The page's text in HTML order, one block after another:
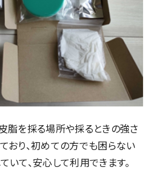
脂を採る場所や採るときの強さ
おり、初めての方でも困らない
て、安心して利用できます。